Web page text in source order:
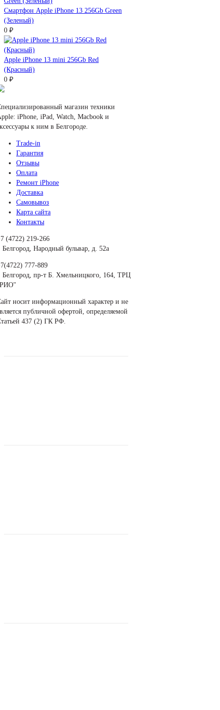
Смартфон Apple iPhone 13 256Gb Green
(Зеленый)
0 ₽
Apple iPhone 13 mini 256Gb Red
(Красный)
0 ₽
магазин техники
iPhone, iPad, Watch, Macbook и
к ним в Белгороде.
Trade-in
Гарантия
Отзывы
Оплата
Ремонт iPhone
Доставка
Самовывоз
Карта сайта
Контакты
(4722) 219-266
Белгород, Народный бульвар, д. 52а
777-889
Белгород, пр-т Б. Хмельницкого, 164, ТРЦ
носит информационный характер и не
публичной офертой, определяемой
437 (2) ГК РФ.